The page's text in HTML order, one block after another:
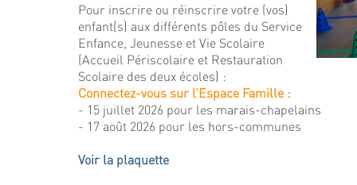
Pour inscrire ou réinscrire votre (vos)
enfant(s) aux différents pôles du Service
Enfance, Jeunesse et Vie Scolaire
(Accueil Périscolaire et Restauration
Scolaire des deux écoles) :
Connectez-vous sur l’Espace Famille :
- 15 juillet 2026 pour les marais-chapelains
- 17 août 2026 pour les hors-communes
Voir la plaquette